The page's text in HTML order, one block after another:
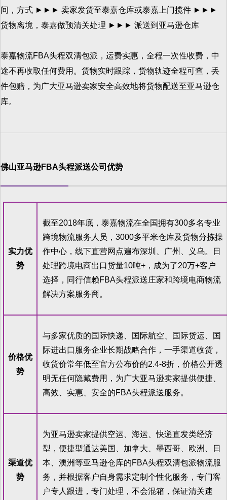
间，方式 ►►► 卖家发货至泰嘉仓库或泰嘉上门揽件 ►►►
货物离境，泰嘉做预清关处理 ►►► 派送到亚马逊仓库
泰嘉物流FBA头程双清包派，运费实惠，全程一次性收费，中
途不再收取任何费用。货物实时跟踪，货物轨迹全程可查，丢
件包赔，为广大亚马逊卖家安全高效地将货物配送至亚马逊仓
库。
佛山亚马逊FBA头程派送公司优势
实力优
势
截至2018年底，泰嘉物流在全国拥有300多名专业
跨境物流服务人员，3000多平米仓库及货物分拣操
作中心，线下直营网点遍布深圳、广州、义乌。日
处理跨境电商出口货量10吨+，成为了20万+客户
选择，同行信赖FBA头程派送庄家和跨境电商物流
解决方案服务商。
价格优
势
与多家优质的国际快递、国际航空、国际货运、国
际进出口服务企业长期战略合作，一手渠道收货，
收货价常年低至官方公布价的2.4-8折，价格公开透
明无任何隐藏费用，为广大亚马逊卖家提供便捷、
高效、实惠、安全的FBA头程派送服务。
渠道优
势
为亚马逊卖家提供空运、海运、快递直发类经济
型，便捷型通达美国、加拿大、墨西哥、欧洲、日
本、澳洲等亚马逊仓库的FBA头程双清包派物流服
务，并根据客户自身需求定制个性化服务，专门客
户专人跟进，专门处理，不会混箱，保证清关速